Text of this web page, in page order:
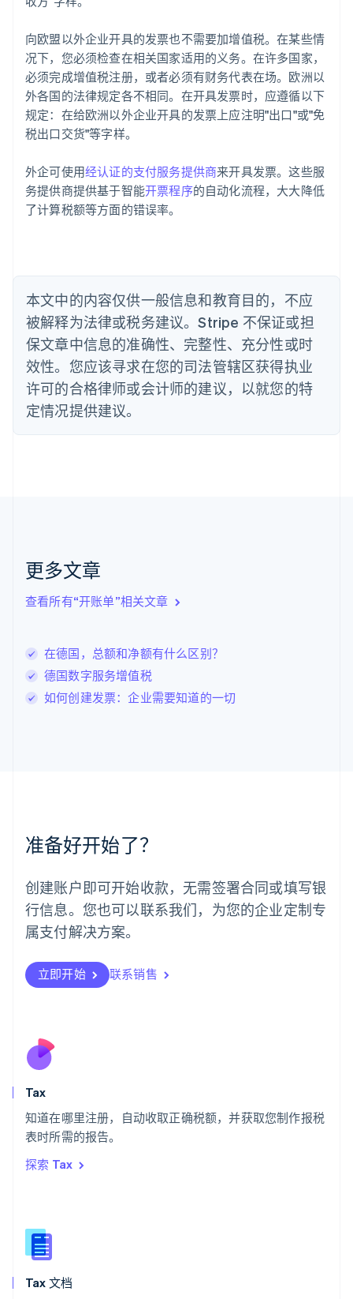
向欧盟以外企业开具的发票也不需要加增值税。在某些情
况下，您必须检查在相关国家适用的义务。在许多国家，
必须完成增值税注册，或者必须有财务代表在场。欧洲以
外各国的法律规定各不相同。在开具发票时，应遵循以下
规定：在给欧洲以外企业开具的发票上应注明"出口"或"免
税出口交货"等字样。
外企可使用经认证的支付服务提供商来开具发票。这些服
务提供商提供基于智能开票程序的自动化流程，大大降低
了计算税额等方面的错误率。
本文中的内容仅供一般信息和教育目的，不应
被解释为法律或税务建议。Stripe 不保证或担
保文章中信息的准确性、完整性、充分性或时
效性。您应该寻求在您的司法管辖区获得执业
许可的合格律师或会计师的建议，以就您的特
定情况提供建议。
更多文章
查看所有“开账单”相关文章
在德国，总额和净额有什么区别？
德国数字服务增值税
如何创建发票：企业需要知道的一切
准备好开始了？
创建账户即可开始收款，无需签署合同或填写银
行信息。您也可以联系我们，为您的企业定制专
属支付解决方案。
立即开始 联系销售
Tax
知道在哪里注册，自动收取正确税额，并获取您制作报税
表时所需的报告。
探索 Tax
Tax 文档
阿联酋
English
爱尔兰
English
爱沙尼亚
English
奥地利
Deutsch English
English
巴西
PortuguêsEnglish
English
丹麦
English
德国
DeutschEnglish
法国
FrançaisEnglish
芬兰
EnglishSvenska
English Italiano
拉脱维亚
立陶宛
Deutsch English
卢森堡
FrançaisDeutsch English
罗马尼亚
墨西哥
EspañolEnglish
English
葡萄牙
PortuguêsEnglish
日本
瑞典
Svenska English
瑞士
English
斯洛伐克
泰国
ไทยEnglish
English
English
新西兰
匈牙利